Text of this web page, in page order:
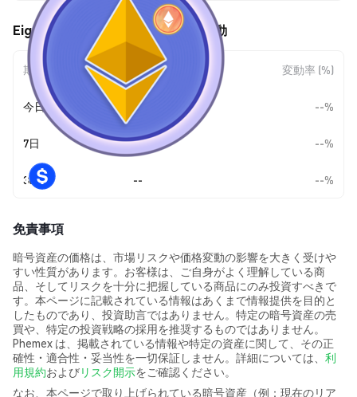
Eigenpie rETH (MRETH) の価格変動
期間 金額変動 変動率 (%)
今日 -- --%
7日 -- --%
30日 -- --%
免責事項
暗号資産の価格は、市場リスクや価格変動の影響を大きく受けや
すい性質があります。お客様は、ご自身がよく理解している商
品、そしてリスクを十分に把握している商品にのみ投資すべきで
す。本ページに記載されている情報はあくまで情報提供を目的と
したものであり、投資助言ではありません。特定の暗号資産の売
買や、特定の投資戦略の採用を推奨するものではありません。
Phemex は、掲載されている情報や特定の資産に関して、その正
確性・適合性・妥当性を一切保証しません。詳細については、 利
用規約およびリスク開示をご確認ください。
なお、本ページで取り上げられている暗号資産（例：現在のリア